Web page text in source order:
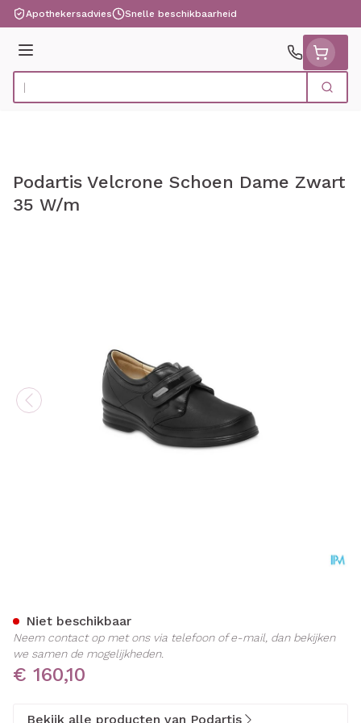
Ga naar de inhoud
Apothekersadvies Snelle beschikbaarheid
Menu
Product, merk, categorie... Zoek
Podartis Velcrone Schoen Dame Zwart
35 W/m
€ 160,10
Niet beschikbaar
Neem contact op met ons via telefoon of e-mail, dan bekijken
we samen de mogelijkheden.
Bekijk alle producten van Podartis